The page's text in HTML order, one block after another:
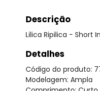
Descrição
Lilica Ripilica - Short
Detalhes
Código do produto:
Modelagem: Ampla